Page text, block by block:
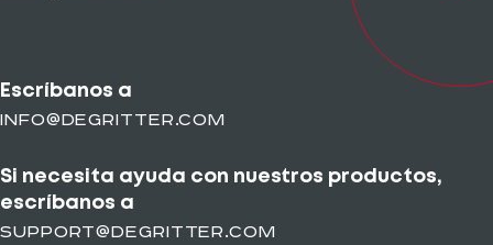
Escríbanos a
info@degritter.com
Si necesita ayuda con nuestros productos,
escríbanos a
support@degritter.com